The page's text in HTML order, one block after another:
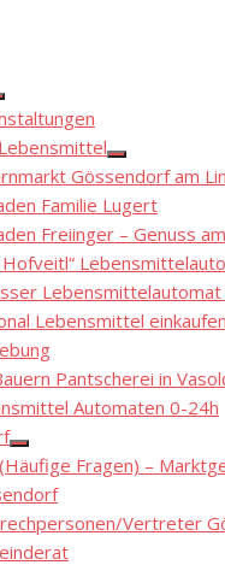
menu
Show
sub
menu
Gössendorf am
Familie Lugert
Freiinger – Genuss
Hofveitl“
Lebensmittel
Pantscherei in
Automaten 0-24h
Show
sub
menu
Fragen) –
Vertreter